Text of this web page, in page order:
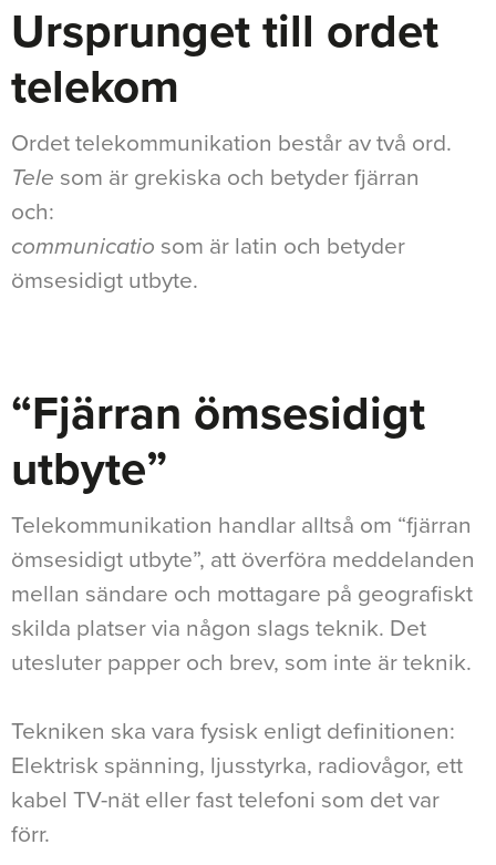
Ursprunget till ordet
telekom
Ordet telekommunikation består av två ord.
Tele som är grekiska och betyder fjärran
och:
communicatio som är latin och betyder
ömsesidigt utbyte.
“Fjärran ömsesidigt
utbyte”
Telekommunikation handlar alltså om “fjärran
ömsesidigt utbyte”, att överföra meddelanden
mellan sändare och mottagare på geografiskt
skilda platser via någon slags teknik. Det
utesluter papper och brev, som inte är teknik.
Tekniken ska vara fysisk enligt definitionen:
Elektrisk spänning, ljusstyrka, radiovågor, ett
kabel TV-nät eller fast telefoni som det var
förr.